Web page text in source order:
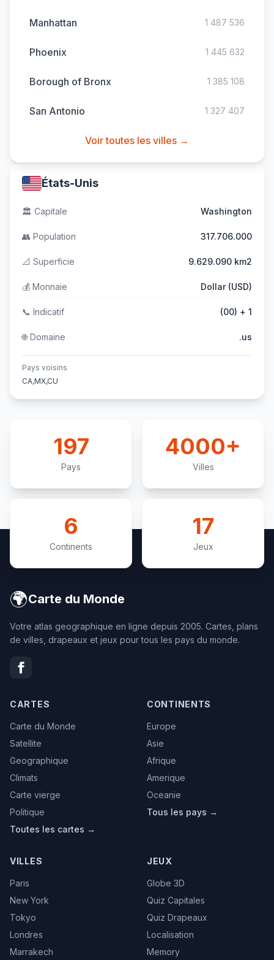
Manhattan 1 487 536
Phoenix 1 445 632
Borough of Bronx 1 385 108
San Antonio 1 327 407
Voir toutes les villes →
États-Unis
🏛️ Capitale Washington
👥 Population 317.706.000
📐 Superficie 9.629.090 km2
💰 Monnaie Dollar (USD)
📞 Indicatif (00) + 1
🌐Domaine .us
Pays voisins
CA,MX,CU
197
Pays
4000+
Villes
6
Continents
17
Jeux
🌍Carte du Monde
Votre atlas geographique en ligne depuis 2005. Cartes, plans
de villes, drapeaux et jeux pour tous les pays du monde.
CARTES
Carte du Monde
Satellite
Geographique
Climats
Carte vierge
Politique
Toutes les cartes →
CONTINENTS
Europe
Asie
Afrique
Amerique
Oceanie
Tous les pays →
VILLES
Paris
New York
Tokyo
Londres
Marrakech
JEUX
Globe 3D
Quiz Capitales
Quiz Drapeaux
Localisation
Memory